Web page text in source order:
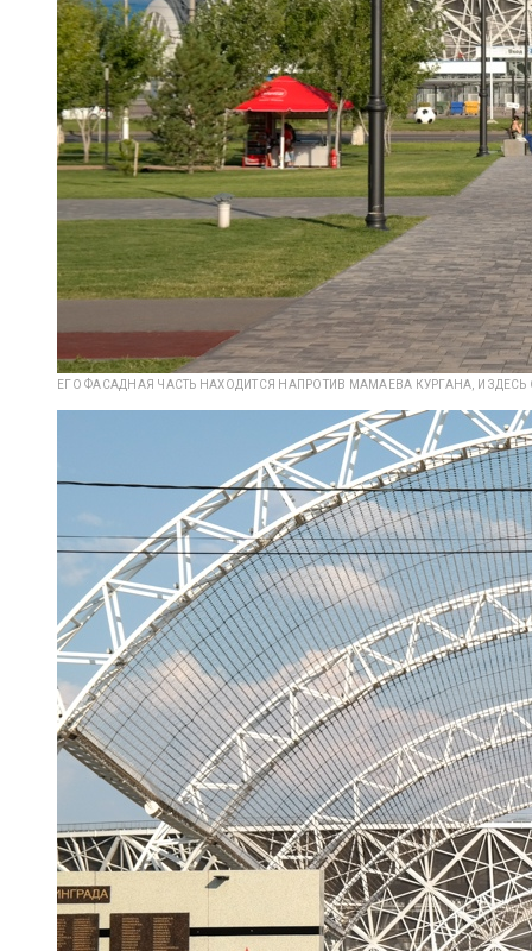
ЕГО ФАСАДНАЯ ЧАСТЬ НАХОДИТСЯ НАПРОТИВ МАМАЕВА КУРГАНА, И